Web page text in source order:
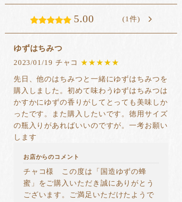
5.00 (1件)
ゆずはちみつ
2023/01/19 チャコ ★★★★★
先日、他のはちみつと一緒にゆずはちみつを
購入しました。初めて味わうゆずはちみつは
かすかにゆずの香りがしてとっても美味しか
ったです。また購入したいです。徳用サイズ
の瓶入りがあればいいのですが。一考お願い
します
お店からのコメント
チャコ様 この度は「国造ゆずの蜂
蜜」をご購入いただき誠にありがとう
ございます。ご満足いただけたようで